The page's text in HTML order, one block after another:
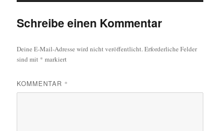
Schreibe einen Kommentar
Deine E-Mail-Adresse wird nicht veröffentlicht. Erforderliche Felder
sind mit * markiert
KOMMENTAR *